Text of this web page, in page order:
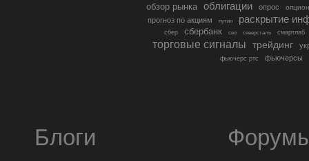
обзор рынка облигации опрос
прогноз по акциям путин раскрытие
сбер сбербанк сво северсталь смартлаб
торговые сигналы трейдинг
фьючерс ртс фьючерсы
Блоги